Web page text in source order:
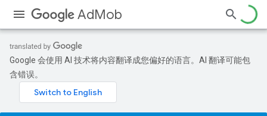
AdMob
Google 会使用 AI 技术将内容翻译成您偏好的语言。AI 翻译可能包
含错误。